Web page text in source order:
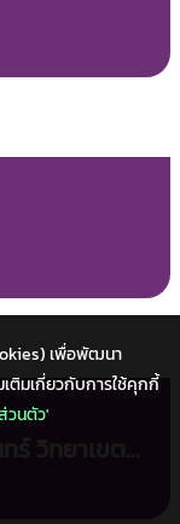
เพื่อพัฒนา
ติมเกี่ยวกับการใช้คุกกี้
วนตัว'